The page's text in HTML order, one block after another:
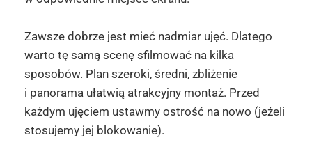
Zawsze dobrze jest mieć nadmiar ujęć. Dlatego
warto tę samą scenę sfilmować na kilka
sposobów. Plan szeroki, średni, zbliżenie
i panorama ułatwią atrakcyjny montaż. Przed
każdym ujęciem ustawmy ostrość na nowo (jeżeli
stosujemy jej blokowanie).